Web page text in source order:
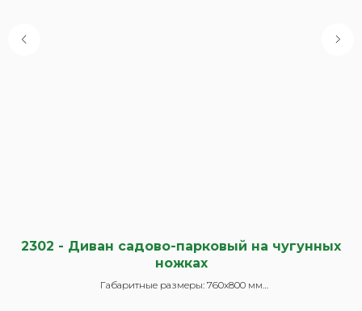
2302 - Диван садово-парковый на чугунных
ножках
Габаритные размеры: 760x800 мм